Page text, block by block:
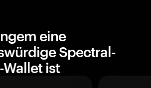
eine
Spectral-
ist